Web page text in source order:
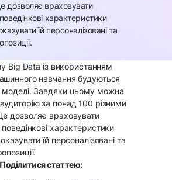
дозволяє враховувати
поведінкові характеристики
їй персоналізовані та
Big Data із використанням
навчання будуються
моделі. Завдяки цьому можна
за понад 100 різними
дозволяє враховувати
поведінкові характеристики
їй персоналізовані та
Поділитися статтею: